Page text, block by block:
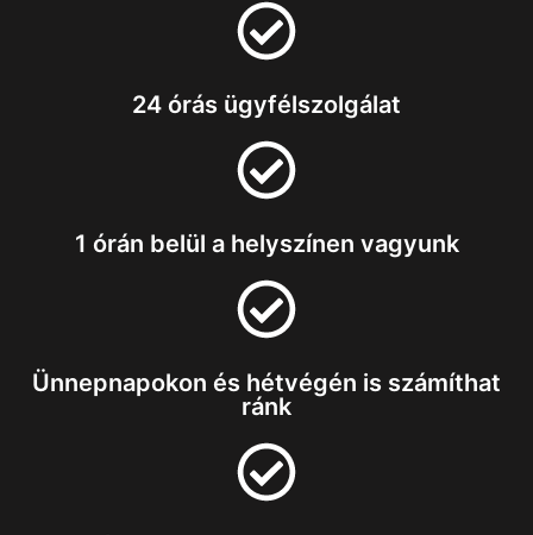
24 órás ügyfélszolgálat
1 órán belül a helyszínen vagyunk
Ünnepnapokon és hétvégén is számíthat
ránk